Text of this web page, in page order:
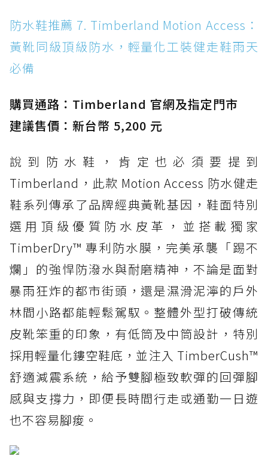
防水鞋推薦 7. Timberland Motion Access：
黃靴同級頂級防水，輕量化工裝健走鞋雨天
必備
購買通路：Timberland 官網及指定門市
建議售價：新台幣 5,200 元
說到防水鞋，肯定也必須要提到
Timberland，此款 Motion Access 防水健走
鞋系列傳承了品牌經典黃靴基因，鞋面特別
選用頂級優質防水皮革，並搭載獨家
TimberDry™ 專利防水膜，完美承襲「踢不
爛」的強悍防潑水與耐磨精神，不論是面對
暴雨狂炸的都市街頭，還是濕滑泥濘的戶外
林間小路都能輕鬆駕馭。整體外型打破傳統
皮靴笨重的印象，有低筒及中筒設計，特別
採用輕量化鏤空鞋底，並注入 TimberCush™
舒適減震系統，給予雙腳極致軟彈的回彈腳
感與支撐力，即便長時間行走或通勤一日遊
也不容易腳痠。